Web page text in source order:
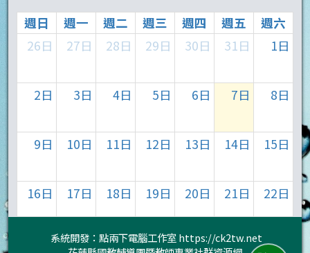
週日 週一 週二 週三 週四 週五
週六
26日
27日 28日 29日 30日 31日 1日
2日 3日 4日 5日 6日 7日 8日
9日 10日 11日 12日 13日 14日 15日
16日 17日 18日 19日 20日 21日 22日
23日 24日 25日 26日 27日 28日 29日
系統開發：點兩下電腦工作室https://ck2tw.net